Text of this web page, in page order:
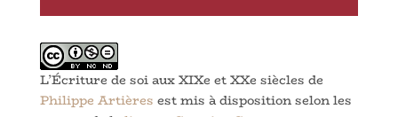
L’Écriture de soi aux XIXe et XXe siècles de
Philippe Artières est mis à disposition selon les